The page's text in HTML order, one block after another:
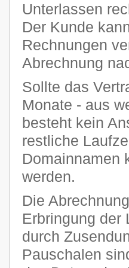
Unterlassen
Der Kunde
Rechnungen
Abrechnung
Sollte das
Monate - aus
besteht kein
restliche
Domainnamen
werden.
Die
Erbringung der
durch
Pauschalen